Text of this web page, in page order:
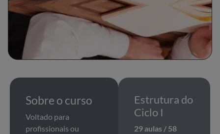
Sobre o curso
Voltado para
profissionais ou
Estrutura do
Ciclo I
29 aulas / 58